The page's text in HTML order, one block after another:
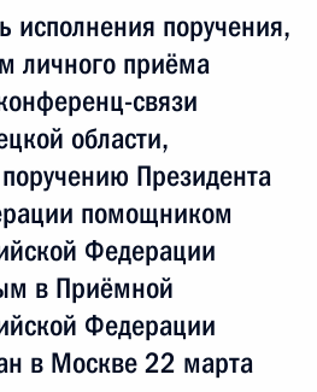
исполнения поручения,
личного приёма
связи
области,
Президента
помощником
Федерации
в Приёмной
Федерации
в Москве 22 марта